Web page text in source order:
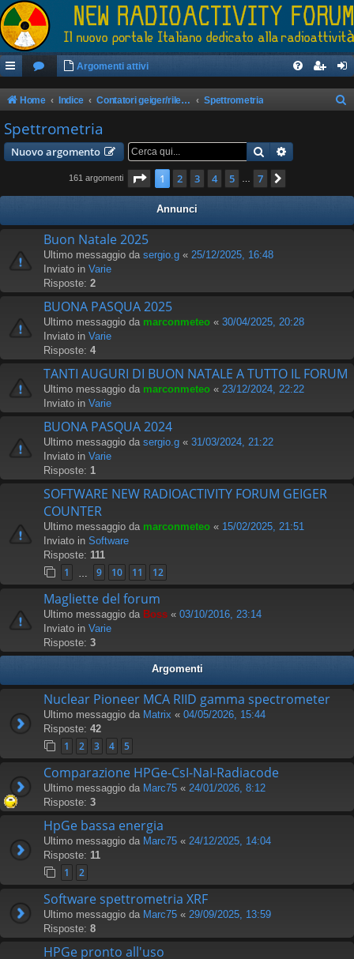
Argomenti attivi
Home Indice Contatori geiger/rilevatori di radioattività Spettrometria
Spettrometria
Nuovo argomento Cerca
161 argomenti Pagina di
1 2 3 4 5 7
Annunci
Buon Natale 2025
Ultimo messaggio da sergio.g « 25/12/2025, 16:48
Inviato in Varie
Risposte: 2
BUONA PASQUA 2025
Ultimo messaggio da marconmeteo « 30/04/2025, 20:28
Inviato in Varie
Risposte: 4
TANTI AUGURI DI BUON NATALE A TUTTO IL FORUM
Ultimo messaggio da marconmeteo « 23/12/2024, 22:22
Inviato in Varie
BUONA PASQUA 2024
Ultimo messaggio da sergio.g « 31/03/2024, 21:22
Inviato in Varie
Risposte: 1
SOFTWARE NEW RADIOACTIVITY FORUM GEIGER
COUNTER
Ultimo messaggio da marconmeteo « 15/02/2025, 21:51
Inviato in Software
Risposte: 111
1 9 10 11 12
Magliette del forum
Ultimo messaggio da Boss « 03/10/2016, 23:14
Inviato in Varie
Risposte: 3
Argomenti
Nuclear Pioneer MCA RIID gamma spectrometer
Ultimo messaggio da Matrix « 04/05/2026, 15:44
Risposte: 42
1 2 3 4 5
Comparazione HPGe-CsI-NaI-Radiacode
Ultimo messaggio da Marc75 « 24/01/2026, 8:12
Risposte: 3
HpGe bassa energia
Ultimo messaggio da Marc75 « 24/12/2025, 14:04
Risposte: 11
1 2
Software spettrometria XRF
Ultimo messaggio da Marc75 « 29/09/2025, 13:59
Risposte: 8
HPGe pronto all'uso